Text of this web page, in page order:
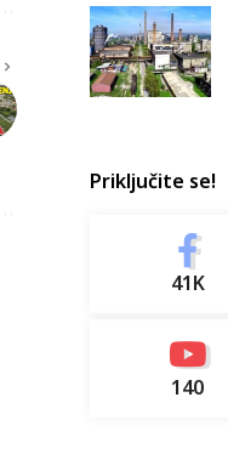
Priključite se!
41K
140